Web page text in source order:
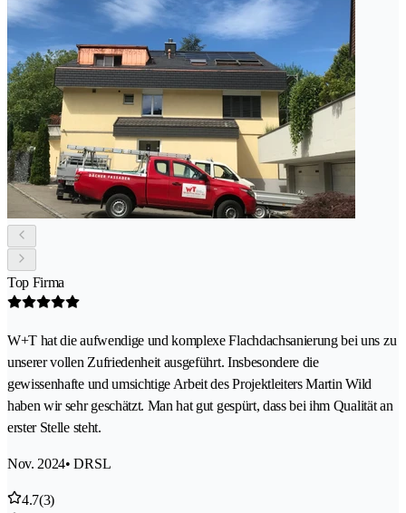
Top Firma
W+T hat die aufwendige und komplexe Flachdachsanierung bei uns zu
unserer vollen Zufriedenheit ausgeführt. Insbesondere die
gewissenhafte und umsichtige Arbeit des Projektleiters Martin Wild
haben wir sehr geschätzt. Man hat gut gespürt, dass bei ihm Qualität an
erster Stelle steht.
Nov. 2024• DRSL
4.7(3)